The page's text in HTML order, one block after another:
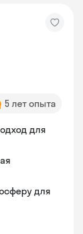
5 лет опыта
для
для